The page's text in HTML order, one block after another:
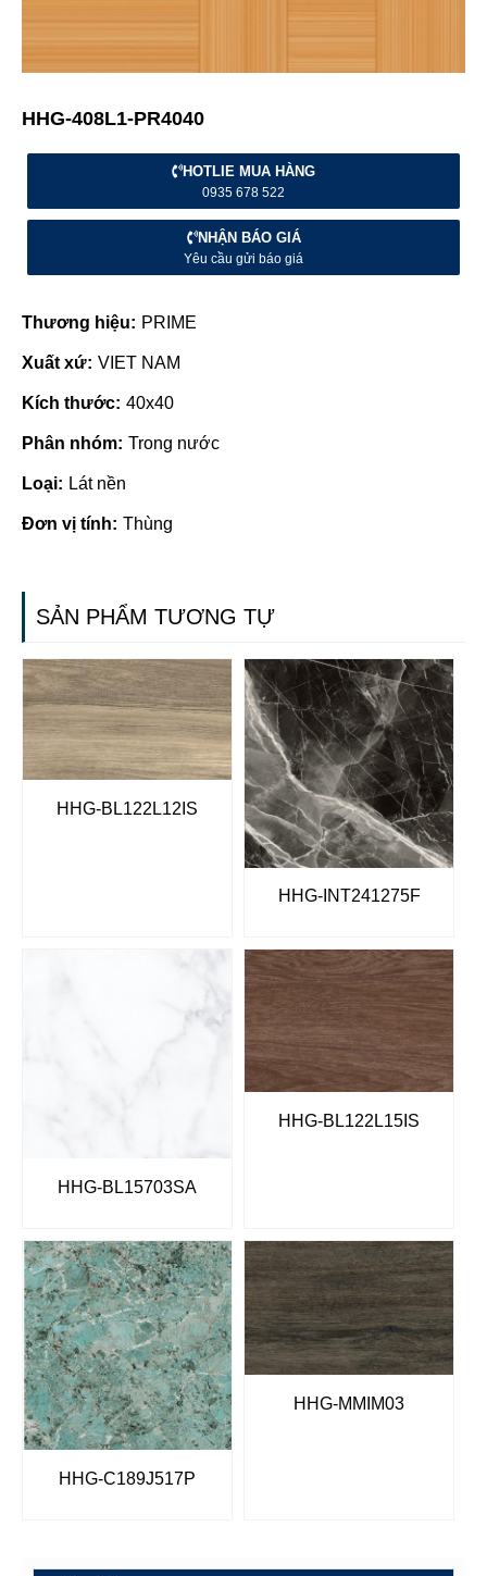
HHG-408L1-PR4040
HOTLIE MUA HÀNG
0935 678 522
NHẬN BÁO GIÁ
Yêu cầu gửi báo giá
Thương hiệu: PRIME
Xuất xứ: VIET NAM
Kích thước: 40x40
Phân nhóm: Trong nước
Loại: Lát nền
Đơn vị tính: Thùng
SẢN PHẨM TƯƠNG TỰ
HHG-BL122L12IS
HHG-INT241275F
HHG-BL15703SA
HHG-BL122L15IS
HHG-C189J517P
HHG-MMIM03